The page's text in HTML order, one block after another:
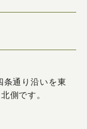
条通り沿いを東
側です。